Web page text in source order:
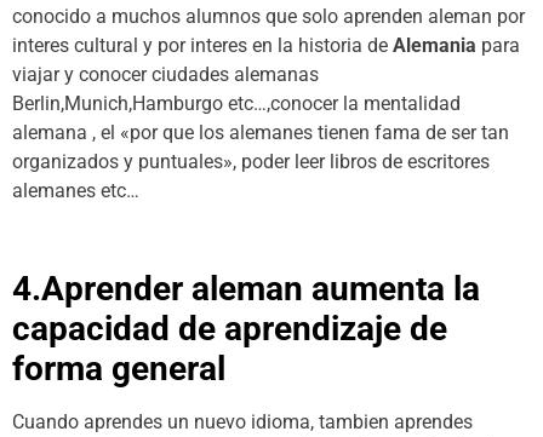
conocido a muchos alumnos que solo aprenden aleman por
interes cultural y por interes en la historia de Alemania para
viajar y conocer ciudades alemanas
Berlin,Munich,Hamburgo etc…,conocer la mentalidad
alemana , el «por que los alemanes tienen fama de ser tan
organizados y puntuales», poder leer libros de escritores
alemanes etc…
4.Aprender aleman aumenta la
capacidad de aprendizaje de
forma general
Cuando aprendes un nuevo idioma, tambien aprendes